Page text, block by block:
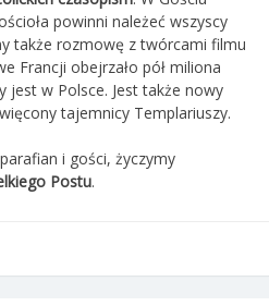
powinni należeć wszyscy
także rozmowę z twórcami filmu
Francji obejrzało pół miliona
jest w Polsce. Jest także nowy
tajemnicy Templariuszy.
i gości, życzymy
Postu.